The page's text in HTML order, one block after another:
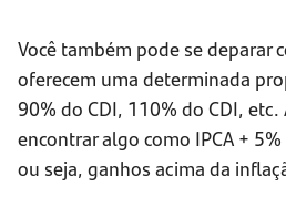
Você também pode se deparar
oferecem uma determinada
90% do CDI, 110% do CDI,
encontrar algo como IPCA +
ou seja, ganhos acima da